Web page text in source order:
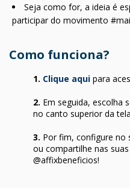
Seja como for, a ideia é
participar do movimento
Como funciona?
1. Clique aqui para
2. Em seguida, escolha
no canto superior da
3. Por fim, configure no
ou compartilhe nas
@affixbeneficios!